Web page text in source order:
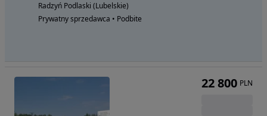
Radzyń Podlaski (Lubelskie)
Prywatny sprzedawca • Podbite
22 800 PLN